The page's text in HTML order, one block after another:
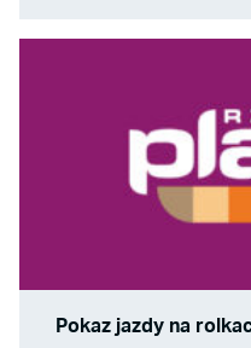
Pokaz jazdy na